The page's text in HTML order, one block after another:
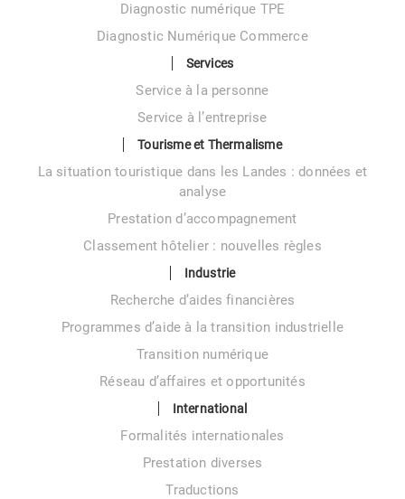
Diagnostic numérique TPE
Diagnostic Numérique Commerce
Services
Service à la personne
Service à l’entreprise
Tourisme et Thermalisme
La situation touristique dans les Landes : données et
analyse
Prestation d’accompagnement
Classement hôtelier : nouvelles règles
Industrie
Recherche d’aides financières
Programmes d’aide à la transition industrielle
Transition numérique
Réseau d’affaires et opportunités
International
Formalités internationales
Prestation diverses
Traductions